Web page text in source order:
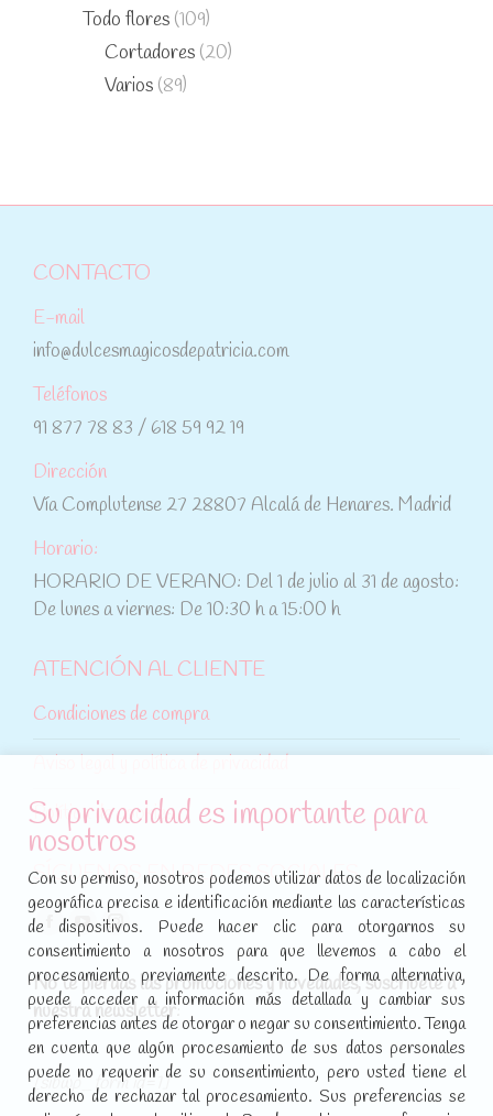
Todo flores (109)
Cortadores (20)
Varios (89)
CONTACTO
E-mail
info@dulcesmagicosdepatricia.com
Teléfonos
91 877 78 83 / 618 59 92 19
Dirección
Vía Complutense 27 28807 Alcalá de Henares. Madrid
Horario:
HORARIO DE VERANO: Del 1 de julio al 31 de agosto:
De lunes a viernes: De 10:30 h a 15:00 h
ATENCIÓN AL CLIENTE
Condiciones de compra
Política de cookies
SÍGUENOS EN REDES SOCIALES
Encuéntranos en:
Facebook
page
opens
in
new
window
YouTube
page
opens
in
new
window
Instagram
page
opens
in
new
window
No te pierdas las promociones y novedades, suscríbete a
nuestra newsletter:
[sibwp_form id=1]
Su privacidad es importante para
nosotros
Con su permiso, nosotros podemos utilizar datos de localización
geográfica precisa e identificación mediante las características
de dispositivos. Puede hacer clic para otorgarnos su
consentimiento a nosotros para que llevemos a cabo el
procesamiento previamente descrito. De forma alternativa,
puede acceder a información más detallada y cambiar sus
preferencias antes de otorgar o negar su consentimiento. Tenga
en cuenta que algún procesamiento de sus datos personales
puede no requerir de su consentimiento, pero usted tiene el
derecho de rechazar tal procesamiento. Sus preferencias se